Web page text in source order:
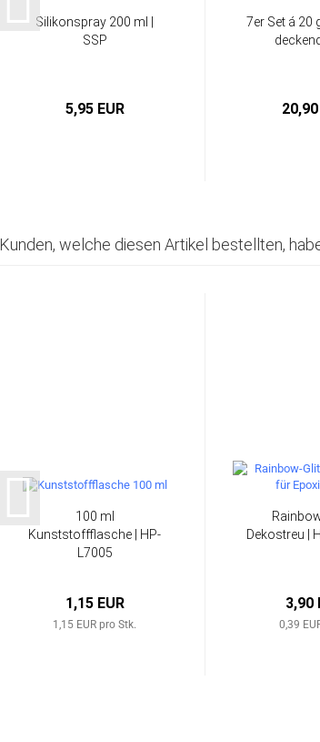
Silikonspray 200 ml |
SSP
5,95 EUR
7er Set á 20
20,90
Kunden, welche diesen Artikel bestellten,
100 ml
Kunststoffflasche | HP-
L7005
1,15 EUR
1,15 EUR pro Stk.
Dekostreu |
3,90
0,39